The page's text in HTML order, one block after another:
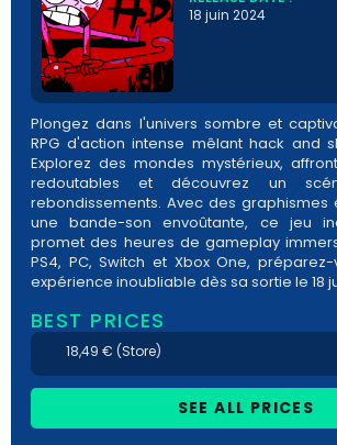
18 juin 2024
Plongez dans l'univers sombre et
RPG d'action intense mêlant hack and
Explorez des mondes mystérieux,
redoutables et découvrez un
rebondissements. Avec des graphismes
une bande-son envoûtante, ce jeu
promet des heures de gameplay
PS4, PC, Switch et Xbox One,
expérience inoubliable dès sa sortie le 18
BEST PRICES
18,49 € (Store)
SEE ALL PRICES